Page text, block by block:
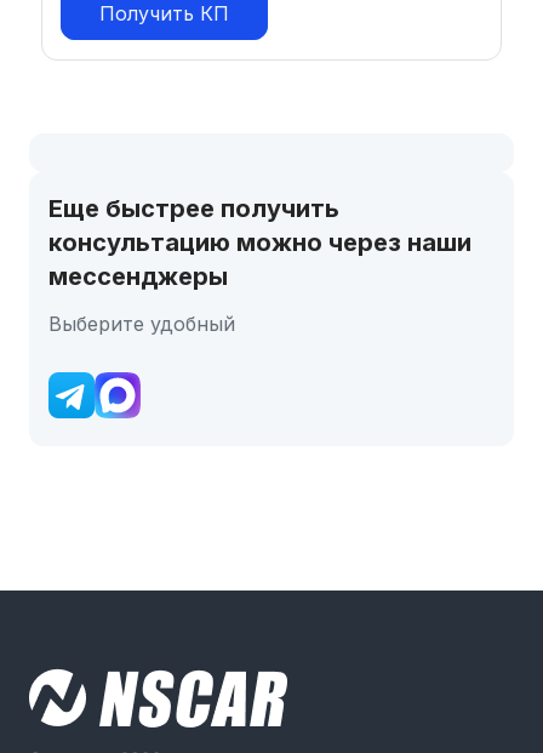
Получить КП
Еще быстрее получить
консультацию можно через наши
мессенджеры
Выберите удобный